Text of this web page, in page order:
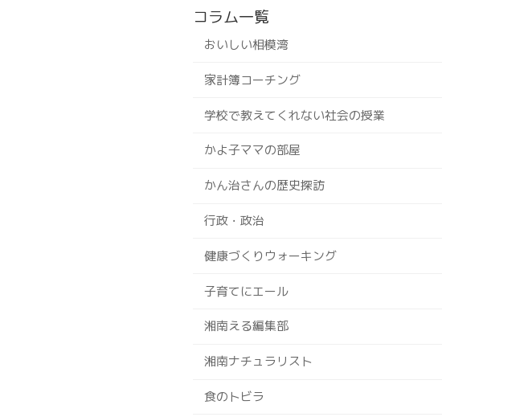
コラム一覧
おいしい相模湾
家計簿コーチング
学校で教えてくれない社会の授業
かよ子ママの部屋
かん治さんの歴史探訪
行政・政治
健康づくりウォーキング
子育てにエール
湘南える編集部
湘南ナチュラリスト
食のトビラ